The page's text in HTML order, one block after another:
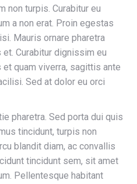
non turpis. Curabitur eu
a non erat. Proin egestas
Mauris ornare pharetra
Curabitur dignissim eu
quam viverra, sagittis ante
Sed at dolor eu orci
pharetra. Sed porta dui quis
tincidunt, turpis non
blandit diam, ac convallis
tincidunt sem, sit amet
Pellentesque habitant